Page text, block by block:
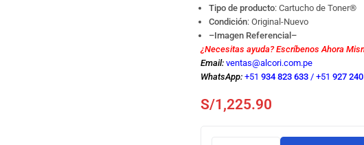
Tipo de producto: Cartucho de Toner®
Condición: Original-Nuevo
–Imagen Referencial–
¿Necesitas ayuda? Escríbenos Ahora
Email: ventas@alcori.com.pe
WhatsApp: +51 934 823 633 / +51 927
S/1,225.90